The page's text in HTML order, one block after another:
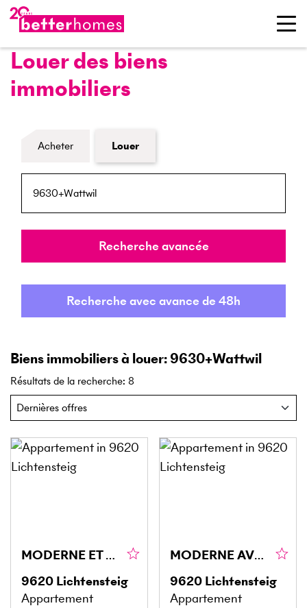
Louer des biens
immobiliers
Formulaire de recherche de biens
Acheter Louer
Rayon
Recherche avancée
Recherche avec avance de 48h
Biens immobiliers à louer: 9630+Wattwil
Résultats de la recherche: 8
MODERNE ET ÉLÉGANT
9620 Lichtensteig
Appartement
MODERNE AVEC STYLE ET CHARME
9620 Lichtensteig
Appartement